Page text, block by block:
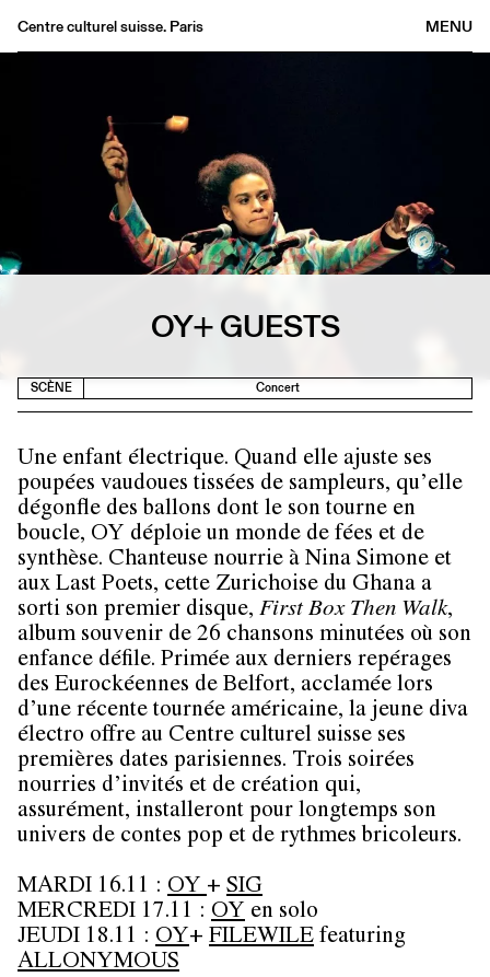
MENU
Centre culturel suisse. Paris
Informations
OY+ GUESTS
SCÈNE Concert
Une enfant électrique. Quand elle ajuste ses
poupées vaudoues tissées de sampleurs, qu’elle
dégonfle des ballons dont le son tourne en
boucle, OY déploie un monde de fées et de
synthèse. Chanteuse nourrie à Nina Simone et
aux Last Poets, cette Zurichoise du Ghana a
sorti son premier disque, First Box Then Walk,
album souvenir de 26 chansons minutées où son
enfance défile. Primée aux derniers repérages
des Eurockéennes de Belfort, acclamée lors
d’une récente tournée américaine, la jeune diva
électro offre au Centre culturel suisse ses
premières dates parisiennes. Trois soirées
nourries d’invités et de création qui,
assurément, installeront pour longtemps son
univers de contes pop et de rythmes bricoleurs.
MARDI 16.11 : OY + SIG
MERCREDI 17.11 : OY en solo
JEUDI 18.11 : OY + FILEWILE featuring
ALLONYMOUS